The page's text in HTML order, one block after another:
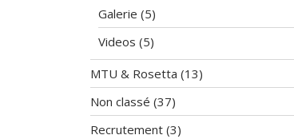
Galerie (5)
Videos (5)
MTU & Rosetta (13)
Non classé (37)
Recrutement (3)